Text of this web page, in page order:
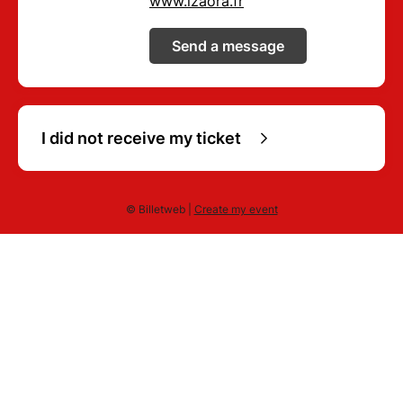
Send a message
I did not receive my ticket
© Billetweb | Create my event